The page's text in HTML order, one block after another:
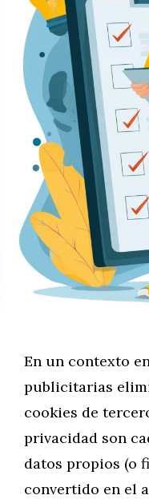
En un contexto
publicitarias
cookies de
privacidad son
datos propios (o
convertido en el